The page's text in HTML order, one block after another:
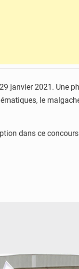
janvier 2021. Une
le
dans ce